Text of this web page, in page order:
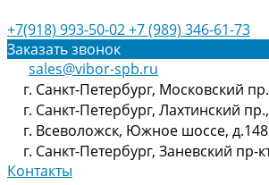
+7(918) 993-50-02+7 (989) 346-61-73
Заказать звонок
sales@vibor-spb.ru
г. Санкт-Петербург, Московский
г. Санкт-Петербург, Лахтинский
г. Всеволожск, Южное шоссе, д.148
г. Санкт-Петербург, Заневский пр-
Контакты